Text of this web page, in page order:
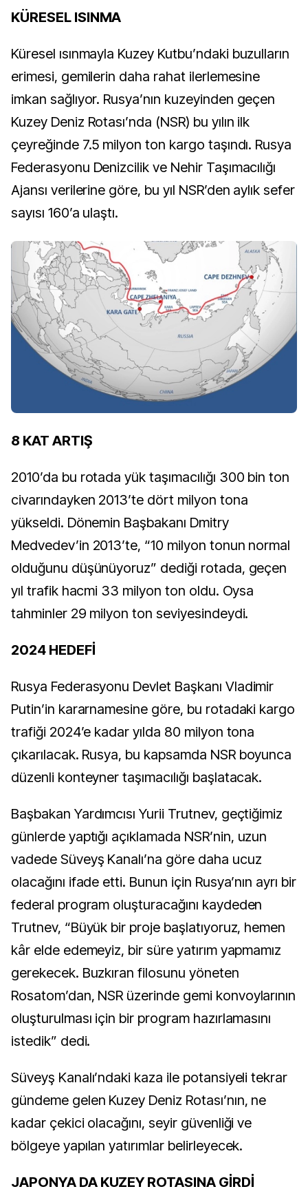
KÜRESEL ISINMA
Küresel ısınmayla Kuzey Kutbu’ndaki buzulların
erimesi, gemilerin daha rahat ilerlemesine
imkan sağlıyor. Rusya’nın kuzeyinden geçen
Kuzey Deniz Rotası’nda (NSR) bu yılın ilk
çeyreğinde 7.5 milyon ton kargo taşındı. Rusya
Federasyonu Denizcilik ve Nehir Taşımacılığı
Ajansı verilerine göre, bu yıl NSR’den aylık sefer
sayısı 160’a ulaştı.
8 KAT ARTIŞ
2010’da bu rotada yük taşımacılığı 300 bin ton
civarındayken 2013’te dört milyon tona
yükseldi. Dönemin Başbakanı Dmitry
Medvedev’in 2013’te, “10 milyon tonun normal
olduğunu düşünüyoruz” dediği rotada, geçen
yıl trafik hacmi 33 milyon ton oldu. Oysa
tahminler 29 milyon ton seviyesindeydi.
2024 HEDEFİ
Rusya Federasyonu Devlet Başkanı Vladimir
Putin’in kararnamesine göre, bu rotadaki kargo
trafiği 2024’e kadar yılda 80 milyon tona
çıkarılacak. Rusya, bu kapsamda NSR boyunca
düzenli konteyner taşımacılığı başlatacak.
Başbakan Yardımcısı Yurii Trutnev, geçtiğimiz
günlerde yaptığı açıklamada NSR’nin, uzun
vadede Süveyş Kanalı’na göre daha ucuz
olacağını ifade etti. Bunun için Rusya’nın ayrı bir
federal program oluşturacağını kaydeden
Trutnev, “Büyük bir proje başlatıyoruz, hemen
kâr elde edemeyiz, bir süre yatırım yapmamız
gerekecek. Buzkıran filosunu yöneten
Rosatom’dan, NSR üzerinde gemi konvoylarının
oluşturulması için bir program hazırlamasını
istedik” dedi.
Süveyş Kanalı’ndaki kaza ile potansiyeli tekrar
gündeme gelen Kuzey Deniz Rotası’nın, ne
kadar çekici olacağını, seyir güvenliği ve
bölgeye yapılan yatırımlar belirleyecek.
JAPONYA DA KUZEY ROTASINA GİRDİ